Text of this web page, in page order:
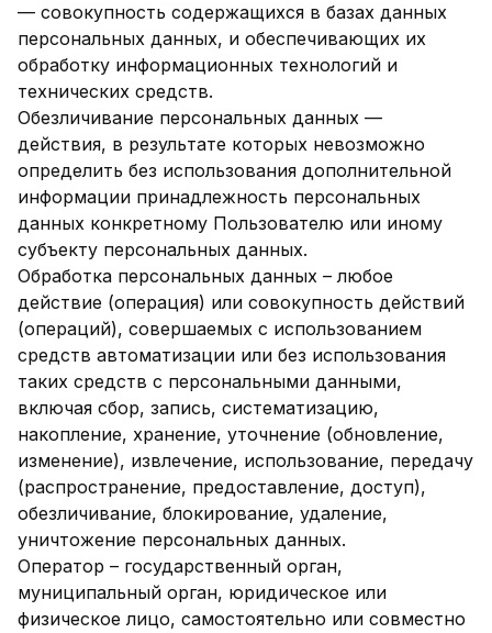
— совокупность содержащихся в базах данных
персональных данных, и обеспечивающих их
обработку информационных технологий и
технических средств.
Обезличивание персональных данных —
действия, в результате которых невозможно
определить без использования дополнительной
информации принадлежность персональных
данных конкретному Пользователю или иному
субъекту персональных данных.
Обработка персональных данных – любое
действие (операция) или совокупность действий
(операций), совершаемых с использованием
средств автоматизации или без использования
таких средств с персональными данными,
включая сбор, запись, систематизацию,
накопление, хранение, уточнение (обновление,
изменение), извлечение, использование, передачу
(распространение, предоставление, доступ),
обезличивание, блокирование, удаление,
уничтожение персональных данных.
Оператор – государственный орган,
муниципальный орган, юридическое или
физическое лицо, самостоятельно или совместно